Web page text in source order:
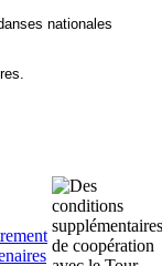
nationales